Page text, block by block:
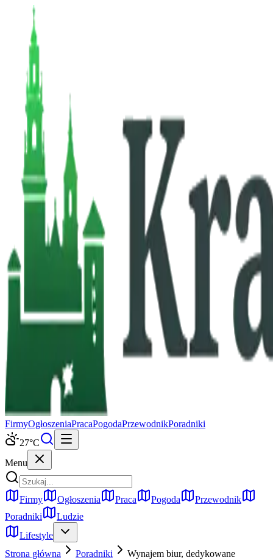
FirmyOgłoszeniaPracaPogodaPrzewodnikPoradniki
27°C
Menu
Firmy Ogłoszenia Praca Pogoda
Przewodnik
Poradniki
Ludzie
Lifestyle
Strona główna
Poradniki
Wynajem biur, dedykowane